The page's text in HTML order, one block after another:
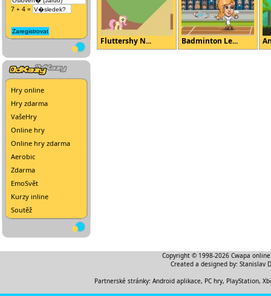
7 + 4 =
Hry online
Hry zdarma
VašeHry
Online hry
Online hry zdarma
Aerobic
Zdarma
EmoSvět
Kurzy inline
Soutěž
Fluttershy N... Badminton Le...
Copyright © 1998-2026 Cwapa
Created a designed by: Stanislav
Partnerské stránky: Android aplikace, PC hry, PlayStation,